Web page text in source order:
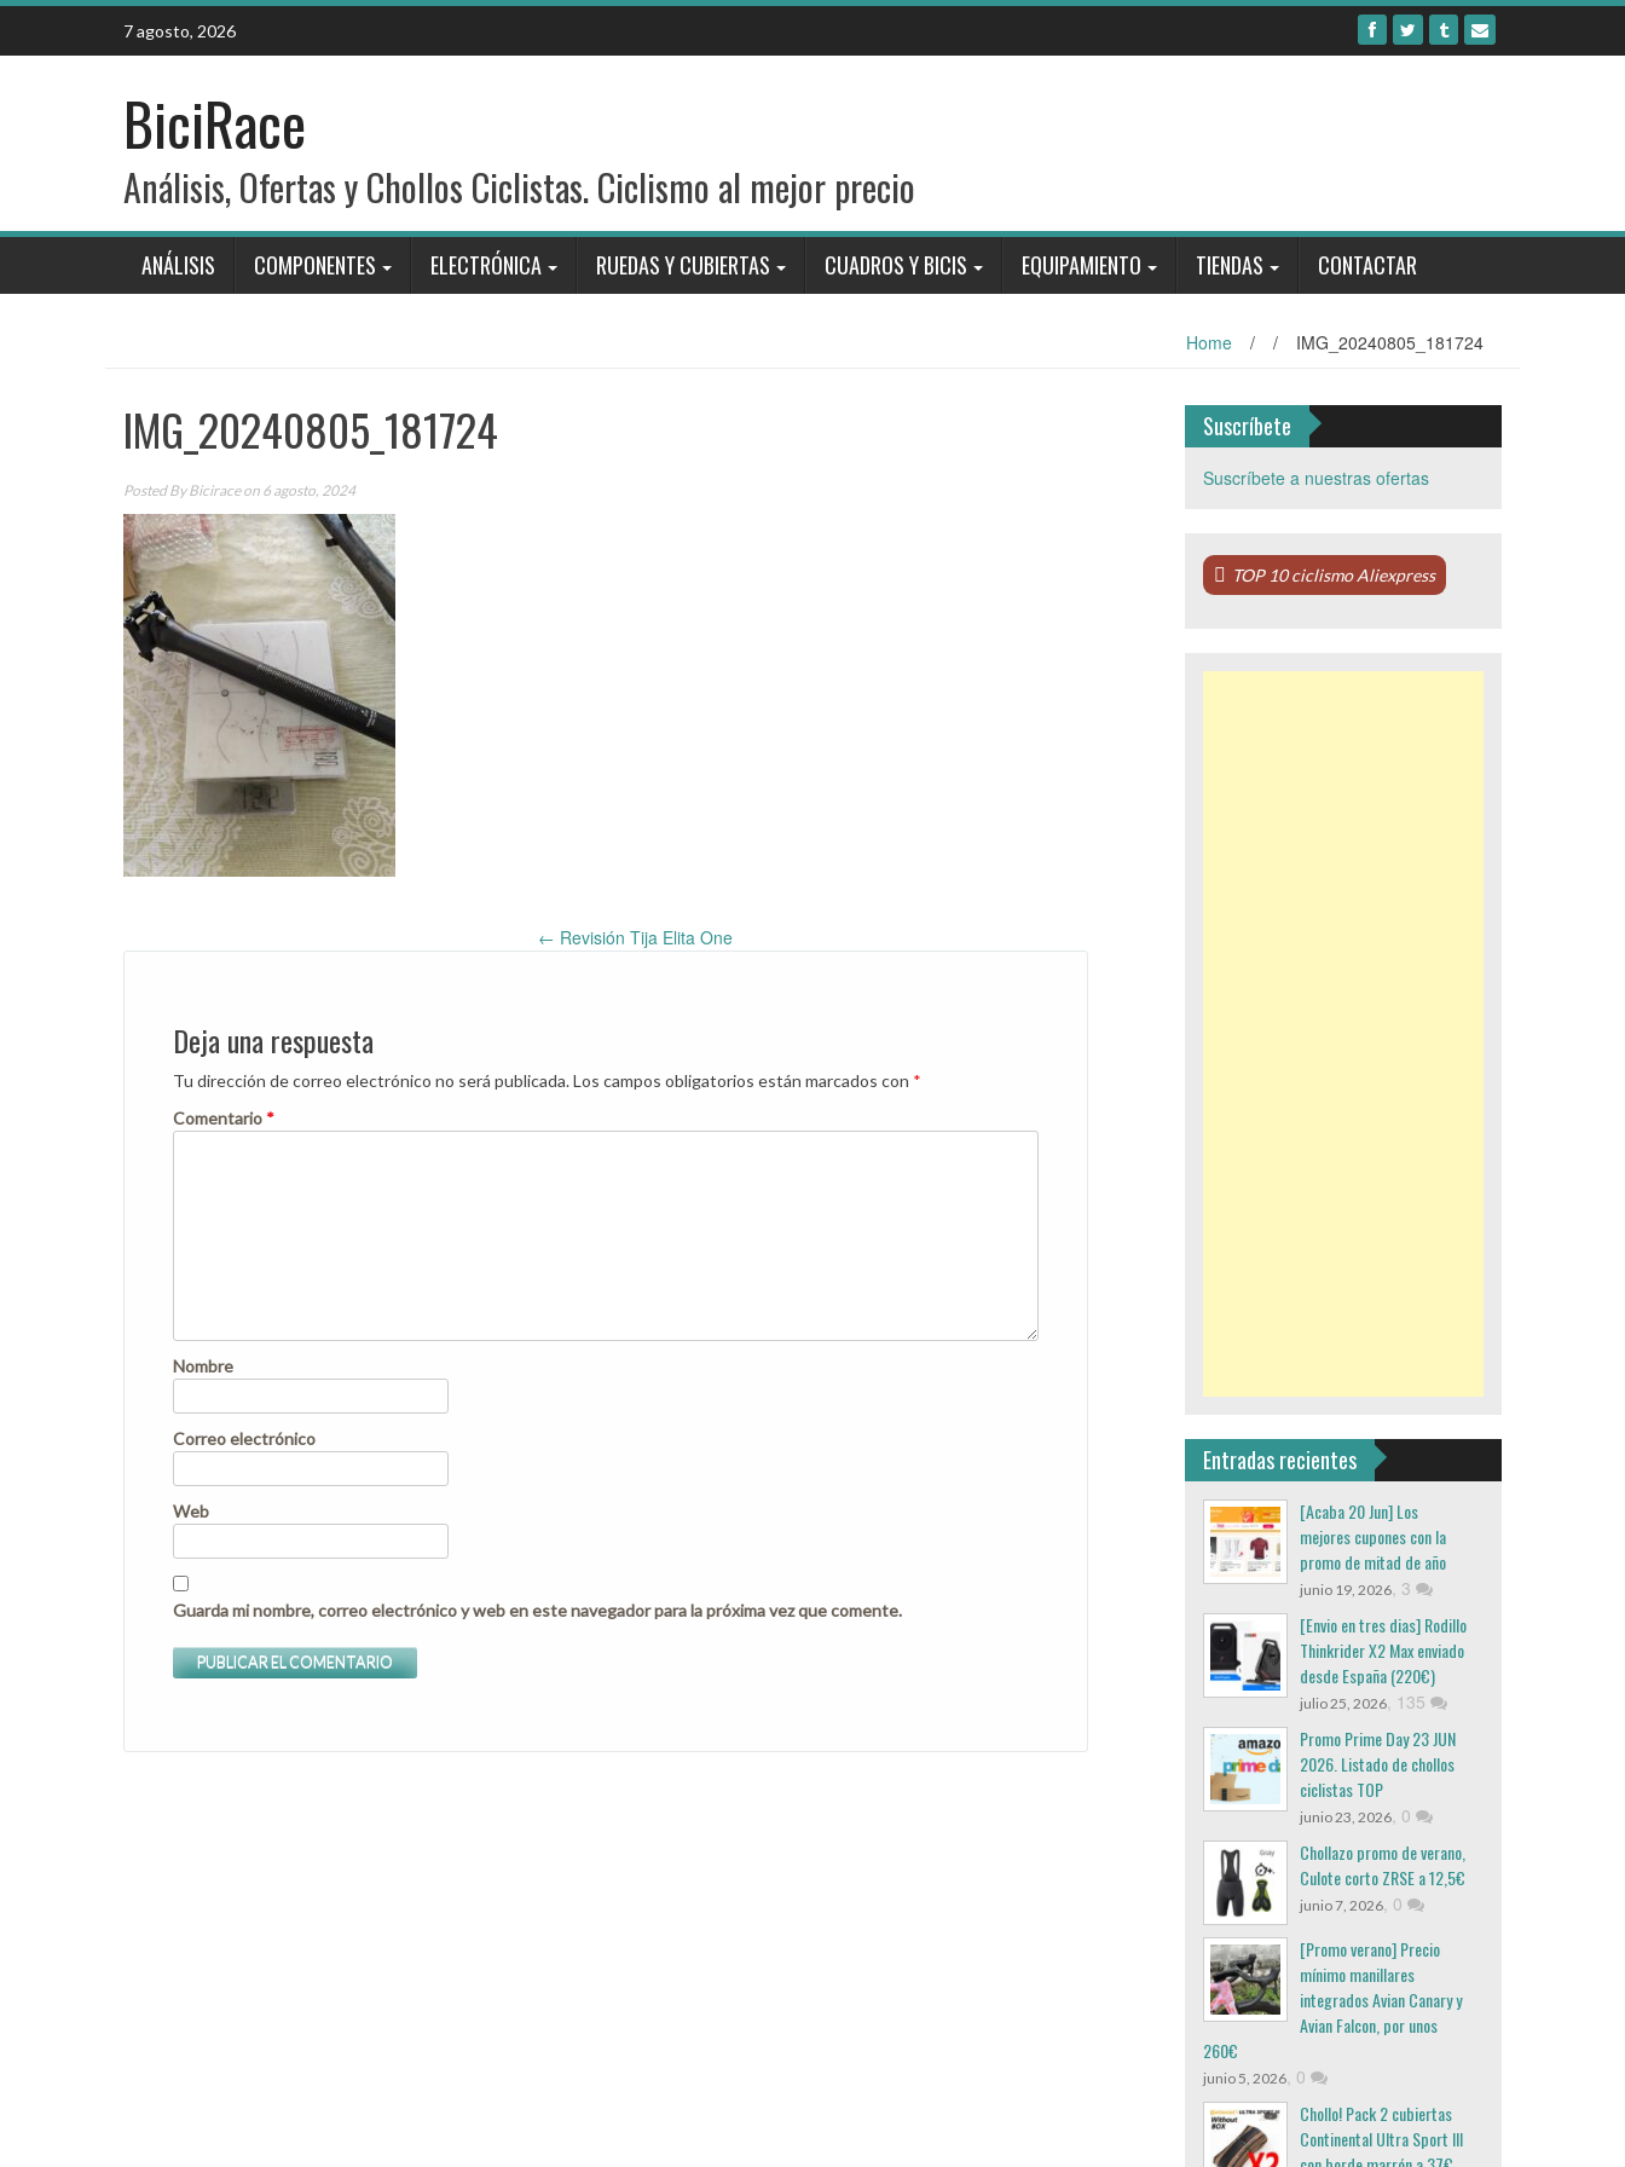
Skip
content
7 agosto, 2026
BiciRace
Análisis, Ofertas y Chollos Ciclistas. Ciclismo al mejor precio
ANÁLISIS COMPONENTES ELECTRÓNICA RUEDAS Y CUBIERTAS CUADROS Y BICIS EQUIPAMIENTO TIENDAS CONTACTAR
Home / / IMG_20240805_181724
IMG_20240805_181724
Posted ByBiciraceon 6 agosto, 2024
Post
navigation
← Revisión Tija Elita One
Deja una respuesta
Tu dirección de correo electrónico no será publicada.Los campos obligatorios están marcados con *
Comentario *
Nombre
Correo electrónico
Web
Guarda mi nombre, correo electrónico y web en este navegador para la próxima vez que comente.
Suscríbete
Suscríbete a nuestras ofertas
TOP 10 ciclismo Aliexpress
Entradas recientes
[Acaba 20 Jun] Los
mejores cupones con la
promo de mitad de año
junio 19, 2026, 3
[Envio en tres dias] Rodillo
Thinkrider X2 Max enviado
desde España (220€)
julio 25, 2026, 135
Promo Prime Day 23 JUN
2026. Listado de chollos
ciclistas TOP
junio 23, 2026, 0
Chollazo promo de verano,
Culote corto ZRSE a 12,5€
junio 7, 2026, 0
[Promo verano] Precio
mínimo manillares
integrados Avian Canary y
Avian Falcon, por unos
260€
junio 5, 2026, 0
Chollo! Pack 2 cubiertas
Continental Ultra Sport III